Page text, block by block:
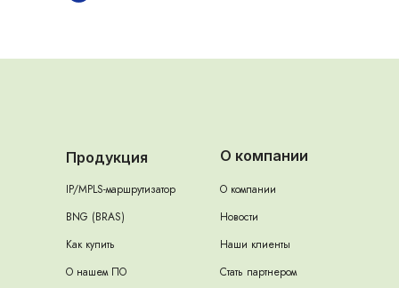
IP/MPLS-маршрутизатор
BNG (BRAS)
Как купить
О нашем ПО
Продукция
О компании
Наши клиенты
Стать партнером
О компании
Новости